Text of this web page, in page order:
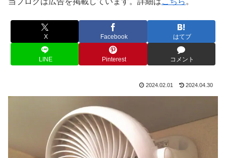
X Facebook はてブ
LINE Pinterest コメント
2024.02.01 2024.04.30